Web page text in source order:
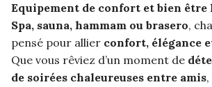
Equipement de confort et bien être
Spa, sauna, hammam ou brasero,
pensé pour allier confort, élégance
Que vous rêviez d’un moment de
de soirées chaleureuses entre amis